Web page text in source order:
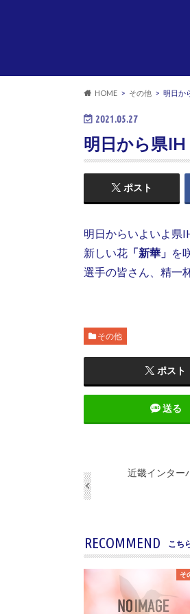
HOME その他 明日か
2021.05.27
明日から県IH
ポスト
明日からいよいよ県
新しい花 「新華」 を
選手の皆さん、精一
その他
ポスト
送る
近畿インター
RECOMMEND こち
そ